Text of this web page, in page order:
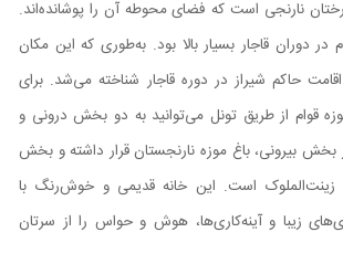
نارنجی است که فضای محوطه آن را پوشانده‌اند.
در دوران قاجار بسیار بالا بود. به‌طوری که این مکان
حاکم شیراز در دوره قاجار شناخته می‌شد. برای
قوام از طریق تونل می‌توانید به دو بخش درونی و
بخش بیرونی، باغ موزه نارنجستان قرار داشته و بخش
زینت‌الملوک است. این خانه قدیمی و خوش‌رنگ با
زیبا و آینه‌کاری‌ها، هوش و حواس را از سرتان